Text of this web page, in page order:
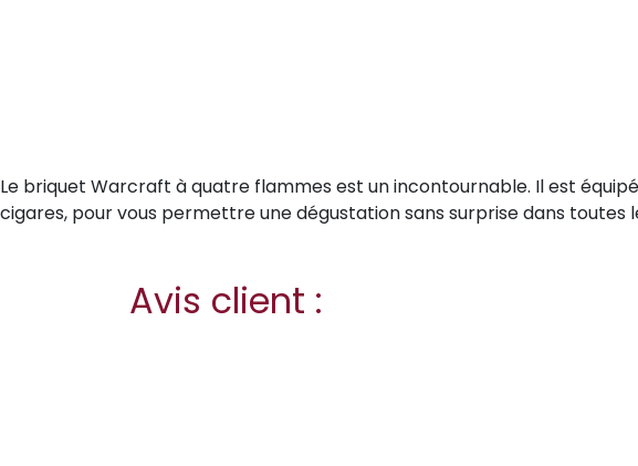
Le briquet Warcraft à quatre flammes est un incontournable. Il est
cigares, pour vous permettre une dégustation sans surprise dans toutes
Avis client :